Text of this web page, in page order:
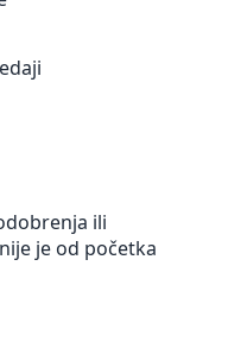
ili
je od početka